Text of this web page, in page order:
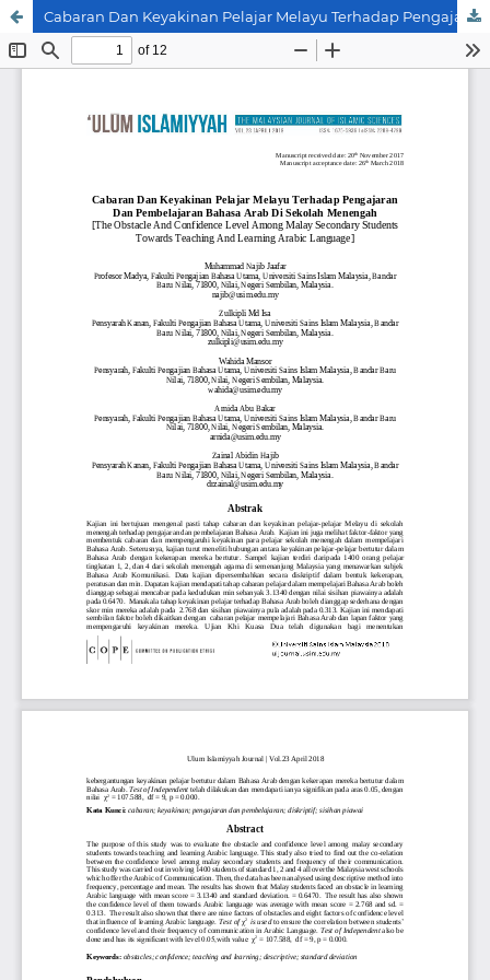
Cabaran Dan Keyakinan Pelajar Melayu Terhadap Pengajaran Dan Pembelajaran Bahasa Arab Di Sekolah Menengah